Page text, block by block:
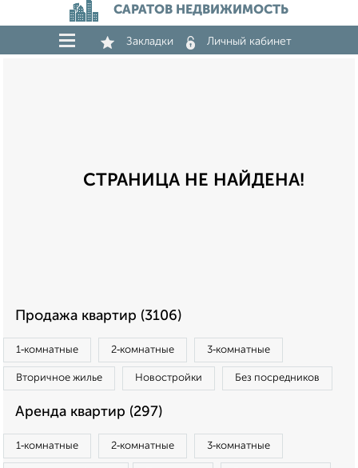
САРАТОВ НЕДВИЖИМОСТЬ
Закладки Личный кабинет
СТРАНИЦА НЕ НАЙДЕНА!
Продажа квартир (3106)
1‑комнатные 2‑комнатные 3‑комнатные
Вторичное жилье Новостройки Без посредников
Аренда квартир (297)
1‑комнатные 2‑комнатные 3‑комнатные